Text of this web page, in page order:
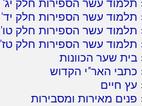
תלמוד עשר הספירות חלק יד'
תלמוד עשר הספירות חלק טו'
תלמוד עשר הספירות חלק טז'
בית שער הכוונות
כתבי האר"י הקדוש
עץ חיים
פנים מאירות ומסבירות